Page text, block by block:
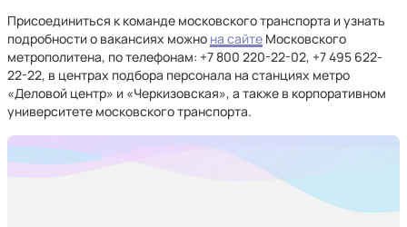
Присоединиться к команде московского транспорта и узнать
подробности о вакансиях можно на сайте Московского
метрополитена, по телефонам: +7 800 220-22-02, +7 495 622-
22-22, в центрах подбора персонала на станциях метро
«Деловой центр» и «Черкизовская», а также в корпоративном
университете московского транспорта.